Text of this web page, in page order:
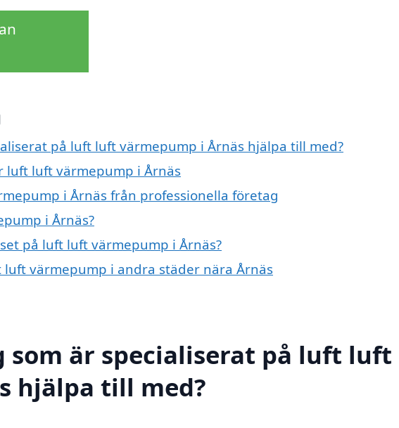
på luft luft värmepump i Årnäs hjälpa till med?
luft luft värmepump i Årnäs
i Årnäs från professionella företag
i Årnäs?
på luft luft värmepump i Årnäs?
värmepump i andra städer nära Årnäs
som är specialiserat på luft luft
hjälpa till med?